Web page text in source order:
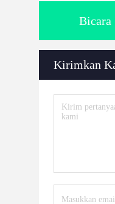
Bicara
Kirimkan